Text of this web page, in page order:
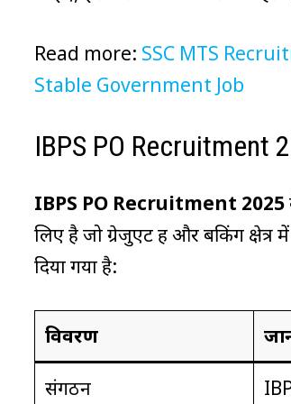
Read more: SSC MTS
Stable Government Job
IBPS PO Recruitment
IBPS PO Recruitment 2025
लिए है जो ग्रेजुएट हैं और बैंकिंग क्षेत्र
दिया गया है:
विवरण
संगठन